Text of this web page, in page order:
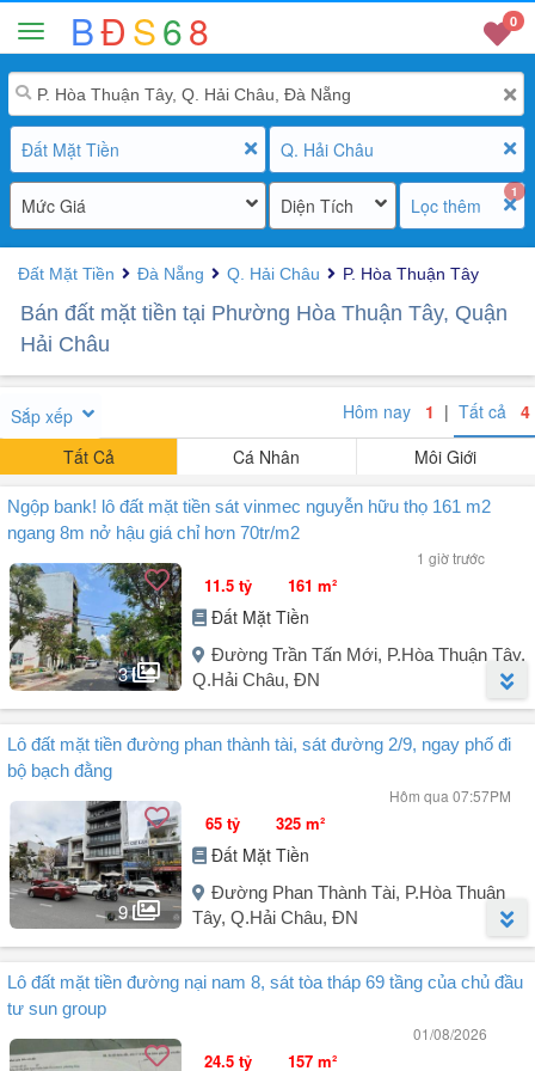
BĐS68 0
Đất Mặt Tiền Q. Hải Châu
Mức Giá Diện Tích
1
Lọc thêm
Đất Mặt Tiền Đà Nẵng Q. Hải Châu P. Hòa Thuận Tây
Bán đất mặt tiền tại Phường Hòa Thuận Tây, Quận
Hải Châu
Sắp xếp Hôm nay 1 | Tất cả 4
Tất Cả
Cá Nhân Môi Giới
Ngộp bank! lô đất mặt tiền sát vinmec nguyễn hữu thọ 161 m2
ngang 8m nở hậu giá chỉ hơn 70tr/m2
1 giờ trước
3
11.5 tỷ 161 m²
Đất Mặt Tiền
Đường Trần Tấn Mới, P.Hòa Thuận Tây,
Q.Hải Châu, ĐN
Người đăng: Lê Tuấn Anh
(10 tin đăng)
Lô đất mặt tiền sát Vinmec - Nguyễn Hữu Thọ 161 m² ngang 8m nở
MT Trần Tấn Mới vị trí cực đẹp sau lưng Nguyễn Hữu Thọ.
Đường 5,5m ô tô tránh nhau.
DT: 161m².
Ngang: 8m.
Thích hợp xây tòa căn hộ, homestays.
Giá: 11.5 tỷ.
Lô đất mặt tiền đường phan thành tài, sát đường 2/9, ngay phố đi
bộ bạch đằng
Hôm qua 07:57PM
9
65 tỷ 325 m²
Đất Mặt Tiền
Đường Phan Thành Tài, P.Hòa Thuận
Tây, Q.Hải Châu, ĐN
Người đăng: TRẦN TÍN
(90 tin đăng)
Lô đất mặt tiền đường Phan Thành Tài, sát đường 2/9, gần Cầu
Lô đất mặt tiền đường nại nam 8, sát tòa tháp 69 tầng của chủ đầu
tư sun group
01/08/2026
24.5 tỷ 157 m²